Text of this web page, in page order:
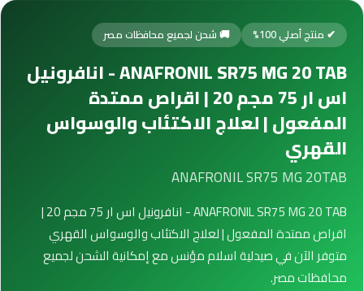
✔ منتج أصلي 100% 🚚 شحن لجميع محافظات مصر
ANAFRONIL SR75 MG 20 TAB - انافرونيل
اس ار 75 مجم 20 | اقراص ممتدة
المفعول | لعلاج الاكتئاب والوسواس
القهري
ANAFRONIL SR75 MG 20TAB
ANAFRONIL SR75 MG 20 TAB - انافرونيل اس ار 75 مجم 20 |
اقراص ممتدة المفعول | لعلاج الاكتئاب والوسواس القهري
متوفر الآن في صيدلية اسلام مؤنس مع إمكانية الشحن لجميع
محافظات مصر.